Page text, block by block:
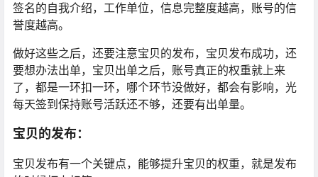
签名的自我介绍，工作单位，信息完整度越高，账号的信
誉度越高。
做好这些之后，还要注意宝贝的发布，宝贝发布成功，还
要想办法出单，宝贝出单之后，账号真正的权重就上来
了，都是一环扣一环，哪个环节没做好，都会有影响，光
每天签到保持账号活跃还不够，还要有出单量。
宝贝的发布：
宝贝发布有一个关键点，能够提升宝贝的权重，就是发布